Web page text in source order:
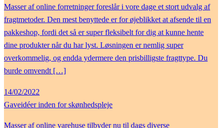
Masser af online forretninger foreslår i vore dage et stort udvalg af
fragtmetoder. Den mest benyttede er for øjeblikket at afsende til en
pakkeshop, fordi det så er super fleksibelt for dig at kunne hente
dine produkter når du har lyst. Løsningen er nemlig super
overkommelig, og endda ydermere den prisbilligste fragttype. Du
burde omvendt […]
14/02/2022
Gaveidéer inden for skønhedspleje
Masser af online varehuse tilbyder nu til dags diverse